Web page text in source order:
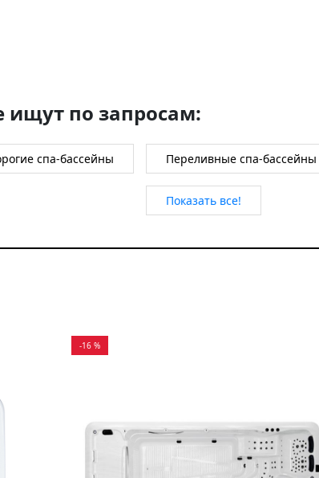
по запросам:
спа-бассейны Переливные спа-бассейны
Показать все!
-16 %